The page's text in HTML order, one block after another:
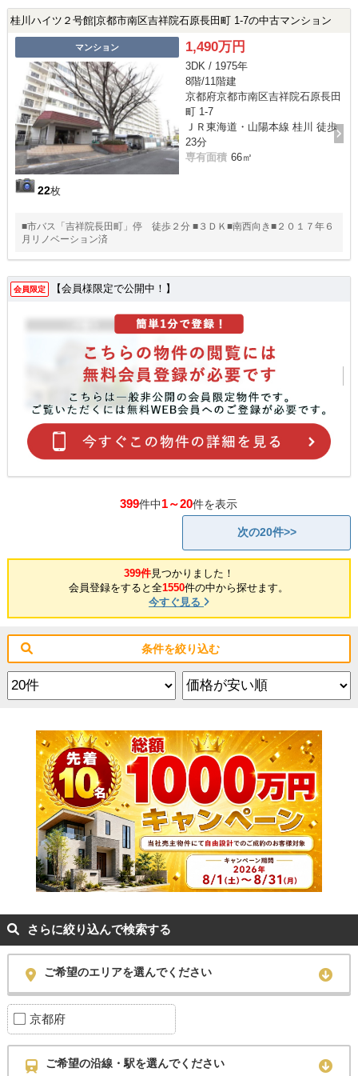
桂川ハイツ２号館|京都市南区吉祥院石原長田町 1-7の中古マンション
マンション
22枚
1,490万円
3DK / 1975年
8階/11階建
京都府京都市南区吉祥院石原長田
町 1-7
ＪＲ東海道・山陽本線 桂川 徒歩
23分
専有面積 66㎡
■市バス「吉祥院長田町」停 徒歩２分 ■３ＤＫ■南西向き■２０１７年６
月リノベーション済
会員限定 【会員様限定で公開中！】
399件中1～20件を表示
次の20件>>
399件見つかりました！
会員登録をすると全1550件の中から探せます。
今すぐ見る
条件を絞り込む
さらに絞り込んで検索する
ご希望のエリアを選んでください
京都府
ご希望の沿線・駅を選んでください